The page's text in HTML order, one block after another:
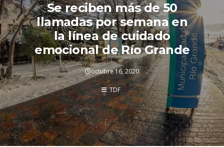
Se reciben más de 50
llamadas por semana en
la línea de cuidado
emocional de Río Grande
octubre 16, 2020
TDF